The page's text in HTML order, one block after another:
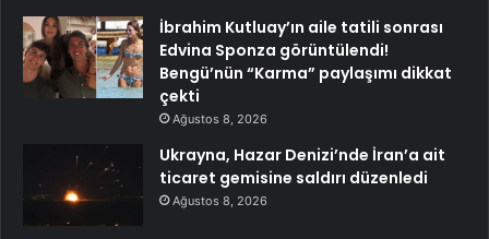
İbrahim Kutluay’ın aile tatili sonrası
Edvina Sponza görüntülendi!
Bengü’nün “Karma” paylaşımı dikkat
çekti
Ağustos 8, 2026
Ukrayna, Hazar Denizi’nde İran’a ait
ticaret gemisine saldırı düzenledi
Ağustos 8, 2026